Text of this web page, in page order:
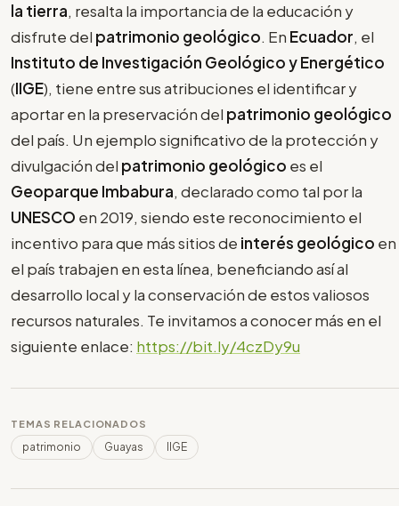
la tierra, resalta la importancia de la educación y
disfrute del patrimonio geológico. En Ecuador, el
Instituto de Investigación Geológico y Energético
(IIGE), tiene entre sus atribuciones el identificar y
aportar en la preservación del patrimonio geológico
del país. Un ejemplo significativo de la protección y
divulgación del patrimonio geológico es el
Geoparque Imbabura, declarado como tal por la
UNESCO en 2019, siendo este reconocimiento el
incentivo para que más sitios de interés geológico en
el país trabajen en esta línea, beneficiando así al
desarrollo local y la conservación de estos valiosos
recursos naturales. Te invitamos a conocer más en el
siguiente enlace: https://bit.ly/4czDy9u
TEMAS RELACIONADOS
patrimonio Guayas IIGE